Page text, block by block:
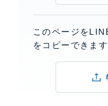
このページを
をコピーできます